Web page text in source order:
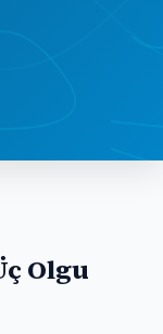
Olgu